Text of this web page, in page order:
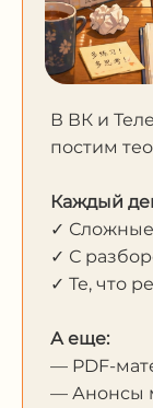
В ВК и
постим
Каждый
✓
✓ С
✓ Те, что
А еще:
— PDF-
— Анонсы